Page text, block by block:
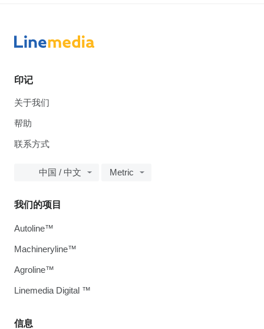
印记
关于我们
帮助
联系方式
中国 / 中文 Metric
信息
我们的项目
Autoline™
Machineryline™
Agroline™
Linemedia Digital ™